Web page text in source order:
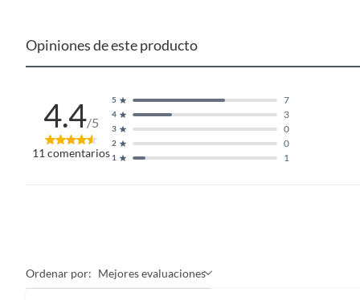
Opiniones de este producto
4.4/5
11 comentarios 1 1
2 0
3 0
4 3
5 7
Ordenar por: Mejores evaluaciones